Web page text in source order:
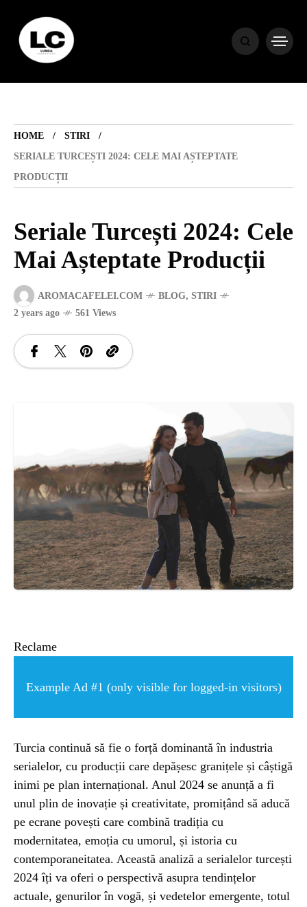
HOME
STIRI
SERIALE TURCEȘTI 2024: CELE MAI AȘTEPTATE
PRODUCȚII
Seriale Turcești 2024: Cele
Mai Așteptate Producții
AROMACAFELEI.COM BLOG, STIRI
2 years ago
561 Views
Reclame
Example Ad #1 (only visible for logged-in visitors)
Turcia continuă să fie o forță dominantă în industria
serialelor, cu producții care depășesc granițele și câștigă
inimi pe plan internațional. Anul 2024 se anunță a fi
unul plin de inovație și creativitate, promițând să aducă
pe ecrane povești care combină tradiția cu
modernitatea, emoția cu umorul, și istoria cu
contemporaneitatea. Această analiză a serialelor turcești
2024 îți va oferi o perspectivă asupra tendințelor
actuale, genurilor în vogă, și vedetelor emergente, totul
HOME
BLOG
HOROSCOP
ENGLISH
CONTENT
TRAVEL
SANATATE
INGRIJIRE
ISTORIE
NATURĂ
STIRI
ANIMALE
OAMENI
INSTALEAZ
A
APLICATIA